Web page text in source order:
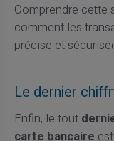
Comprendre cette
comment les
précise et
Le dernier
Enfin, le tout
carte bancaire